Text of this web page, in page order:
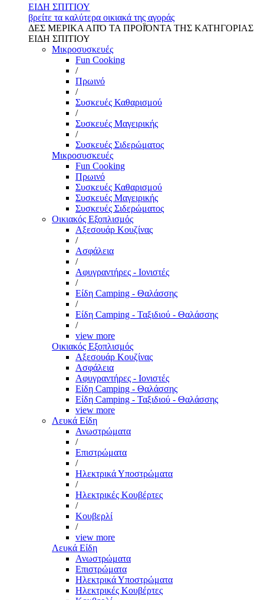
ΕΙΔΗ ΣΠΙΤΙΟΥ
βρείτε τα καλύτερα οικιακά της αγοράς
ΔΕΣ ΜΕΡΙΚΑ ΑΠΌ ΤΑ ΠΡΟΪΌΝΤΑ ΤΗΣ ΚΑΤΗΓΟΡΙΑΣ
ΕΙΔΗ ΣΠΙΤΙΟΥ
Μικροσυσκευές
Fun Cooking
/
Πρωινό
/
Συσκευές Καθαρισμού
/
Συσκευές Μαγειρικής
/
Συσκευές Σιδερώματος
Μικροσυσκευές
Fun Cooking
Πρωινό
Συσκευές Καθαρισμού
Συσκευές Μαγειρικής
Συσκευές Σιδερώματος
Οικιακός Εξοπλισμός
Αξεσουάρ Κουζίνας
/
Ασφάλεια
/
Αφυγραντήρες - Ιονιστές
/
Είδη Camping - Θαλάσσης
/
Είδη Camping - Ταξιδιού - Θαλάσσης
/
view more
Οικιακός Εξοπλισμός
Αξεσουάρ Κουζίνας
Ασφάλεια
Αφυγραντήρες - Ιονιστές
Είδη Camping - Θαλάσσης
Είδη Camping - Ταξιδιού - Θαλάσσης
view more
Λευκά Είδη
Ανωστρώματα
/
Επιστρώματα
/
Ηλεκτρικά Υποστρώματα
/
Ηλεκτρικές Κουβέρτες
/
Κουβερλί
/
view more
Λευκά Είδη
Ανωστρώματα
Επιστρώματα
Ηλεκτρικά Υποστρώματα
Ηλεκτρικές Κουβέρτες